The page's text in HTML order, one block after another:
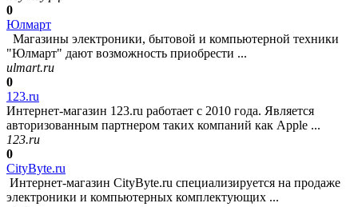
0
Юлмарт
Магазины электроники, бытовой и компьютерной техники
"Юлмарт" дают возможность приобрести ...
ulmart.ru
0
123.ru
Интернет-магазин 123.ru работает с 2010 года. Является
авторизованным партнером таких компаний как Apple ...
123.ru
0
CityByte.ru
Интернет-магазин CityByte.ru специализируется на продаже
электроники и компьютерных комплектующих ...